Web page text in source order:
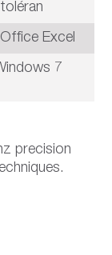
Excel
7
precision